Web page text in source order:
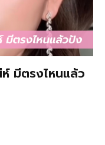
มีตรงไหนแล้ว